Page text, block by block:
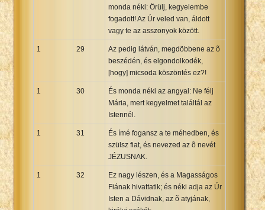
monda néki: Örülj, kegyelembe
fogadott! Az Úr veled van, áldott
vagy te az asszonyok között.
1 29
Az pedig látván, megdöbbene az õ
beszédén, és elgondolkodék,
[hogy] micsoda köszöntés ez?!
1 30
És monda néki az angyal: Ne félj
Mária, mert kegyelmet találtál az
Istennél.
1 31
És ímé fogansz a te méhedben, és
szülsz fiat, és nevezed az õ nevét
JÉZUSNAK.
1 32
Ez nagy lészen, és a Magasságos
Fiának hivattatik; és néki adja az Úr
Isten a Dávidnak, az õ atyjának,